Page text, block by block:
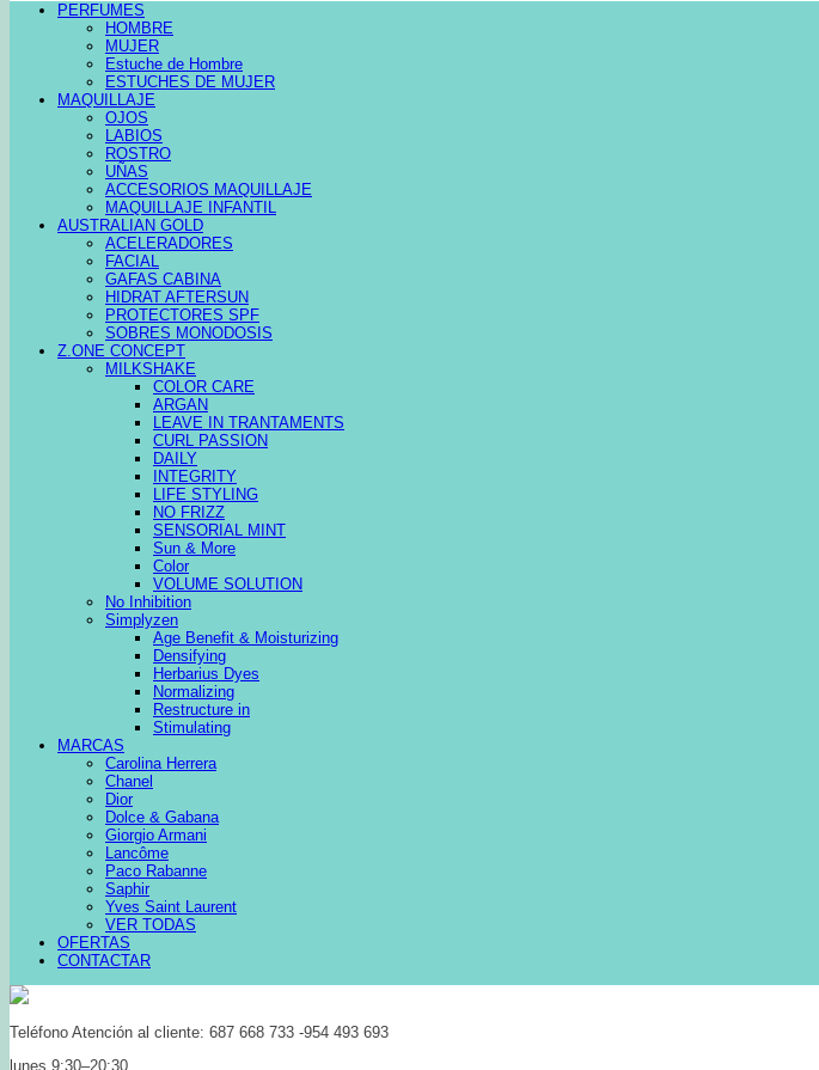
PERFUMES
HOMBRE
MUJER
Estuche de Hombre
ESTUCHES DE MUJER
MAQUILLAJE
OJOS
LABIOS
ROSTRO
UÑAS
ACCESORIOS MAQUILLAJE
MAQUILLAJE INFANTIL
AUSTRALIAN GOLD
ACELERADORES
FACIAL
GAFAS CABINA
HIDRAT AFTERSUN
PROTECTORES SPF
SOBRES MONODOSIS
Z.ONE CONCEPT
MILKSHAKE
COLOR CARE
ARGAN
LEAVE IN TRANTAMENTS
CURL PASSION
DAILY
INTEGRITY
LIFE STYLING
NO FRIZZ
SENSORIAL MINT
Sun & More
Color
VOLUME SOLUTION
No Inhibition
Simplyzen
Age Benefit & Moisturizing
Densifying
Herbarius Dyes
Normalizing
Restructure in
Stimulating
MARCAS
Carolina Herrera
Chanel
Dior
Dolce & Gabana
Giorgio Armani
Lancôme
Paco Rabanne
Saphir
Yves Saint Laurent
VER TODAS
OFERTAS
CONTACTAR
Teléfono Atención al cliente: 687 668 733 -954 493 693
lunes 9:30–20:30